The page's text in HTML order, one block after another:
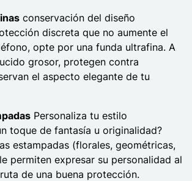
conservación del diseño
discreta que no aumente el
opte por una funda ultrafina. A
grosor, protegen contra
el aspecto elegante de tu
Personaliza tu estilo
toque de fantasía u originalidad?
estampadas (florales, geométricas,
permiten expresar su personalidad al
de una buena protección.